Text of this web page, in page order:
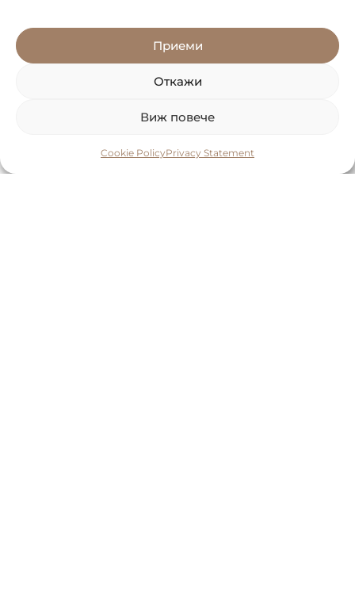
Приеми
Откажи
Виж повече
Cookie PolicyPrivacy Statement